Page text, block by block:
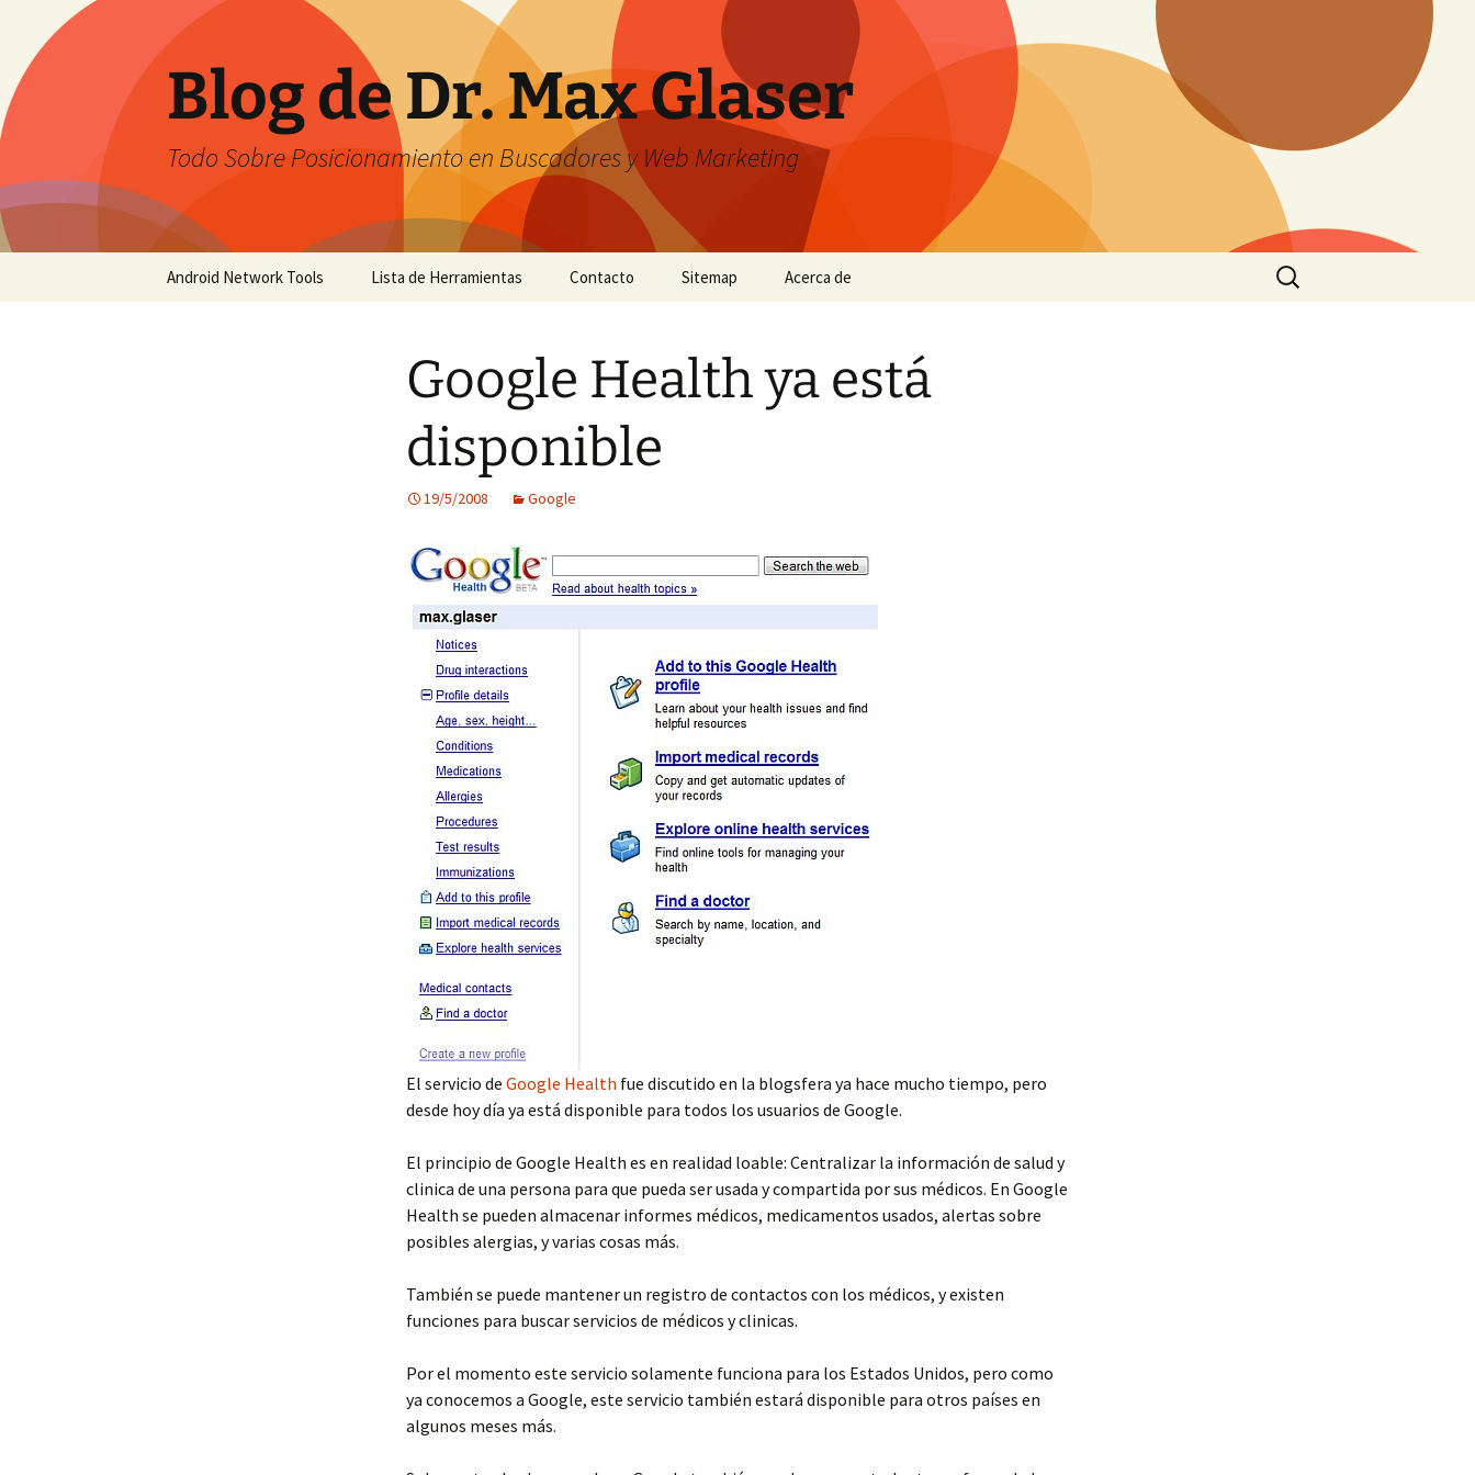
contenido
Blog de Dr. Max Glaser
Todo Sobre Posicionamiento en Buscadores y Web Marketing
Android Network Tools Lista de Herramientas Contacto Sitemap Acerca de
Buscar:
Google Health ya está
disponible
19/5/2008 Google
El servicio de Google Health fue discutido en la blogsfera ya hace mucho tiempo, pero
desde hoy día ya está disponible para todos los usuarios de Google.
El principio de Google Health es en realidad loable: Centralizar la información de salud y
clinica de una persona para que pueda ser usada y compartida por sus médicos. En Google
Health se pueden almacenar informes médicos, medicamentos usados, alertas sobre
posibles alergias, y varias cosas más.
También se puede mantener un registro de contactos con los médicos, y existen
funciones para buscar servicios de médicos y clinicas.
Por el momento este servicio solamente funciona para los Estados Unidos, pero como
ya conocemos a Google, este servicio también estará disponible para otros países en
algunos meses más.